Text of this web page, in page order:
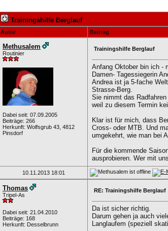
Trainingshilfe Berglauf
Autor Beitrag
Methusalem
Routinier
Dabei seit: 07.09.2005
Beiträge: 266
Herkunft: Wolfsgrub 43, 4812
Pinsdorf
Trainingshilfe Berglauf
Anfang Oktober bin ich -
Damen- Tagessiegerin
Andrea ist ja 5-fache
Strasse-Berg.
Sie nimmt das
weil zu diesem Termin
Klar ist für mich, dass
Cross- oder MTB. Und
umgekehrt, wie man bei
Für die kommende
ausprobieren. Wer mit
10.11.2013 18:01
Thomas
Tripel-As
Dabei seit: 21.04.2010
Beiträge: 168
Herkunft: Desselbrunn
RE: Trainingshilfe Berglauf
Da ist sicher richtig.
Darum gehen ja auch
Langlaufem (speziell